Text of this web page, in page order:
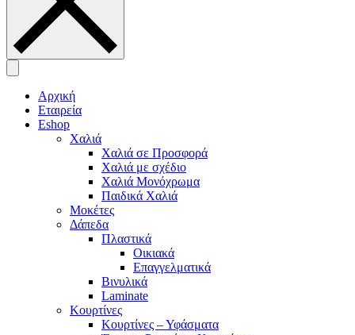
Αρχική
Εταιρεία
Eshop
Χαλιά
Χαλιά σε Προσφορά
Χαλιά με σχέδιο
Χαλιά Μονόχρωμα
Παιδικά Χαλιά
Μοκέτες
Δάπεδα
Πλαστικά
Οικιακά
Επαγγελματικά
Βινυλικά
Laminate
Κουρτίνες
Κουρτίνες – Υφάσματα